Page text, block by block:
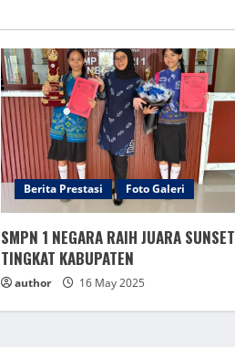
Berita Prestasi Foto Galeri
SMPN 1 NEGARA RAIH JUARA SUNSET
TINGKAT KABUPATEN
author 16 May 2025